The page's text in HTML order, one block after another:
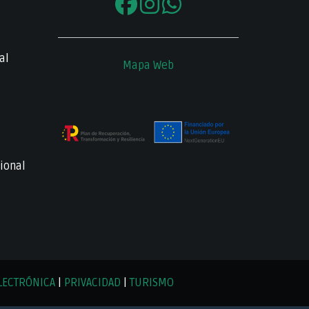
Mapa Web
PRIVACIDAD |TURISMO